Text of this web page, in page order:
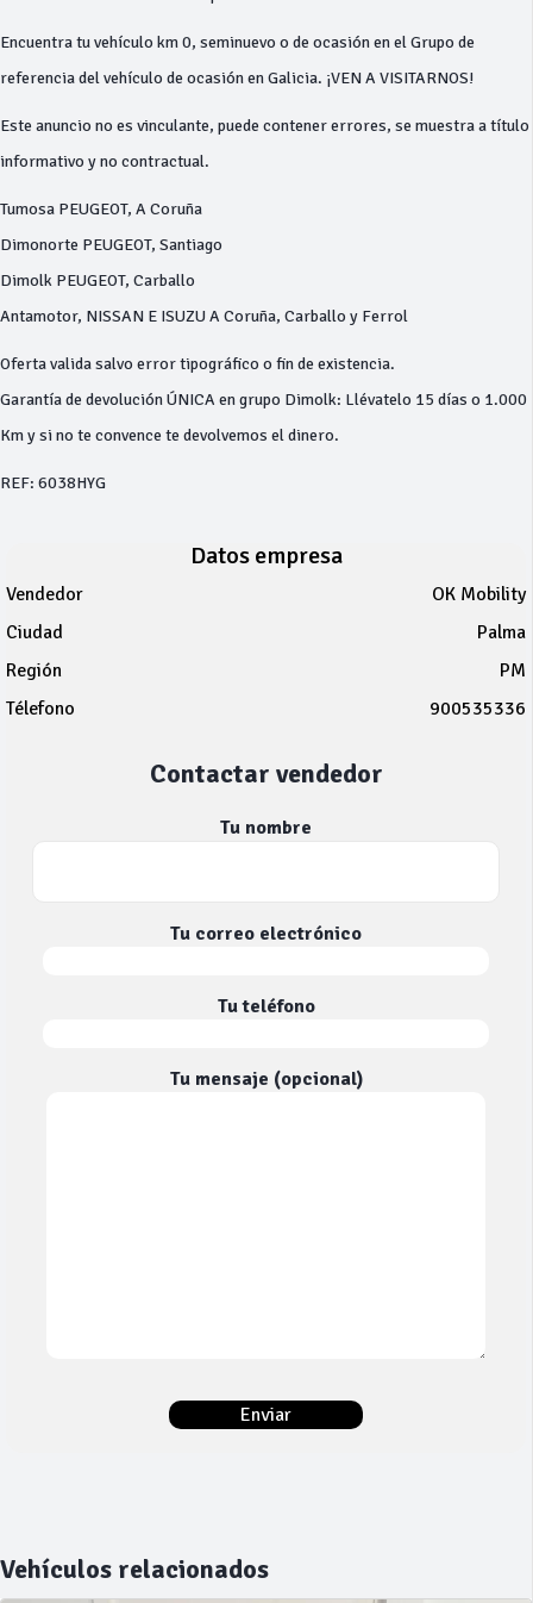
Encuentra tu vehículo km 0, seminuevo o de ocasión en el Grupo de
referencia del vehículo de ocasión en Galicia. ¡VEN A VISITARNOS!
Este anuncio no es vinculante, puede contener errores, se muestra a título
informativo y no contractual.
Tumosa PEUGEOT, A Coruña
Dimonorte PEUGEOT, Santiago
Dimolk PEUGEOT, Carballo
Antamotor, NISSAN E ISUZU A Coruña, Carballo y Ferrol
Oferta valida salvo error tipográfico o fin de existencia.
Garantía de devolución ÚNICA en grupo Dimolk: Llévatelo 15 días o 1.000
Km y si no te convence te devolvemos el dinero.
REF: 6038HYG
Datos empresa
Vendedor
OK Mobility
Ciudad
Palma
Región
PM
Télefono
900535336
Contactar vendedor
Tu nombre
Tu correo electrónico
Tu teléfono
Tu mensaje (opcional)
Vehículos relacionados